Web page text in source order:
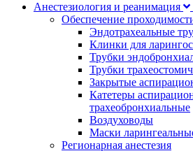
Анестезиология и реанимация
Обеспечение
Эндотрахеальные
Клинки для
Трубки
Трубки
Закрытые
Катетеры
трахеобронхиальные
Воздуховоды
Маски
Регионарная анестезия